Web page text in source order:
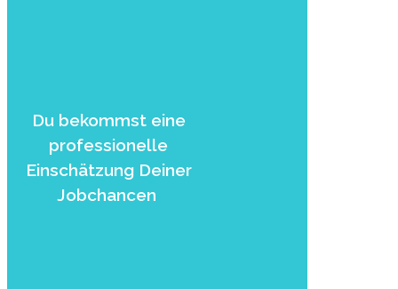
Du bekommst eine
professionelle
Einschätzung Deiner
Jobchancen